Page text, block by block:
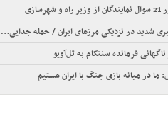
شدید در نزدیکی مرز‌های ایران / حمله جدایی‌طلبان به اردوگاه نظامیان
فرمانده سنتکام به تل‌آویو
ما در میانه بازی جنگ با ایران هستیم